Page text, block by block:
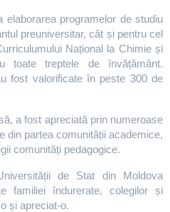
programelor de studiu
preuniversitar, cât și pentru cel
Național la Chimie și
toate treptele de învățământ.
fost valorificate în peste 300 de
a fost apreciată prin numeroase
din partea comunității academice,
comunități pedagogice.
de Stat din Moldova
familiei îndurerate, colegilor și
și apreciat-o.